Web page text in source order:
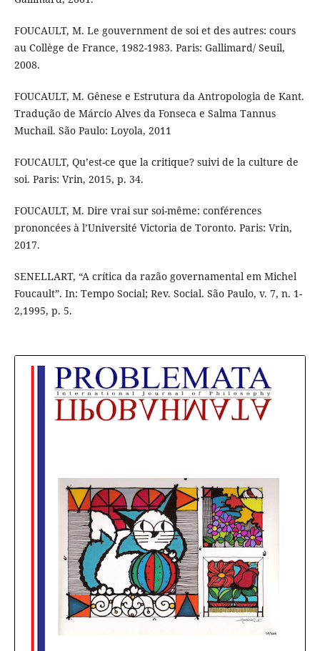
FOUCAULT, M. Le gouvernment de soi et des autres: cours
au Collège de France, 1982-1983. Paris: Gallimard/ Seuil,
2008.
FOUCAULT, M. Gênese e Estrutura da Antropologia de Kant.
Tradução de Márcio Alves da Fonseca e Salma Tannus
Muchail. São Paulo: Loyola, 2011
FOUCAULT, Qu’est-ce que la critique? suivi de la culture de
soi. Paris: Vrin, 2015, p. 34.
FOUCAULT, M. Dire vrai sur soi-même: conférences
prononcées à l’Université Victoria de Toronto. Paris: Vrin,
2017.
SENELLART, “A crítica da razão governamental em Michel
Foucault”. In: Tempo Social; Rev. Social. São Paulo, v. 7, n. 1-
2,1995, p. 5.